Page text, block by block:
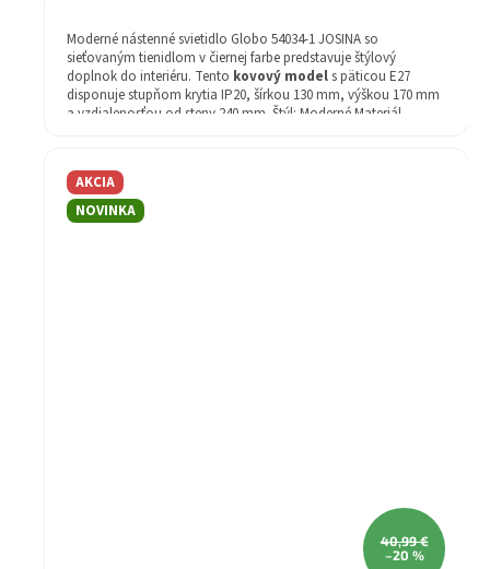
Moderné nástenné svietidlo Globo 54034-1 JOSINA so
sieťovaným tienidlom v čiernej farbe predstavuje štýlový
doplnok do interiéru. Tento kovový models päticou E27
disponuje stupňom krytia IP20, šírkou 130 mm, výškou 170 mm
a vzdialenosťou od steny 240 mm. Štýl: Moderné Materiál
krytia (IP): IP20 Druh pätice - závit: E27 Šírka (mm): 130 Výška
(mm): 170 Séria: JOSINA Vzdialenosť od steny (mm): 240
AKCIA
NOVINKA
40,99 €
–20 %